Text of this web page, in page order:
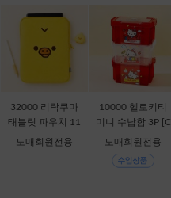
32000 리락쿠마
태블릿 파우치 11
인치-키이로이토
도매회원전용
10000 헬로키티
미니 수납함 3P [C
1-884308]
도매회원전용